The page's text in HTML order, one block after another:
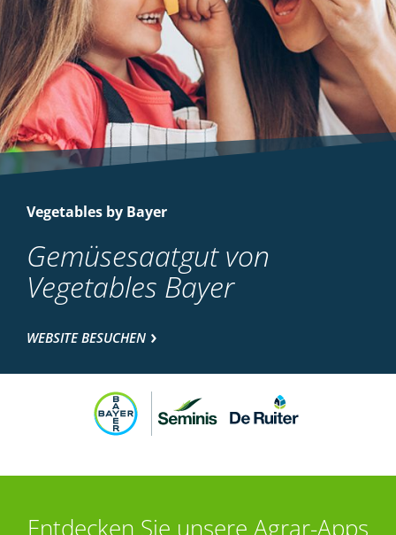
Vegetables by Bayer
Gemüsesaatgut von
Vegetables Bayer
WEBSITE BESUCHEN
Entdecken Sie unsere Agrar-Apps